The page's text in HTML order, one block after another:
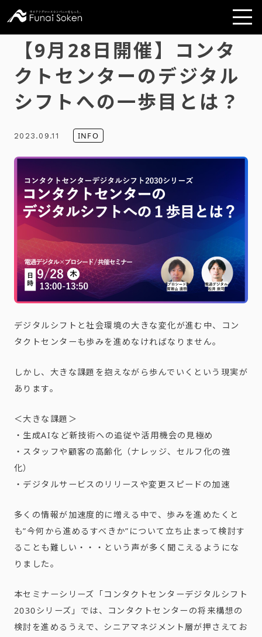
【9月28日開催】コンタ
クトセンターのデジタル
シフトへの一歩目とは？
2023.09.11 INFO
デジタルシフトと社会環境の大きな変化が進む中、コン
タクトセンターも歩みを進めなければなりません。
しかし、大きな課題を抱えながら歩んでいくという現実が
あります。
＜大きな課題＞
・生成AIなど新技術への追従や活用機会の見極め
・スタッフや顧客の高齢化（ナレッジ、セルフ化の強
化）
・デジタルサービスのリリースや変更スピードの加速
多くの情報が加速度的に増える中で、歩みを進めたくと
も”今何から進めるすべきか”について立ち止まって検討す
ることも難しい・・・という声が多く聞こえるようにな
りました。
本セミナーシリーズ「コンタクトセンターデジタルシフト
2030シリーズ」では、コンタクトセンターの将来構想の
検討を進めるうえで、シニアマネジメント層が押さえてお